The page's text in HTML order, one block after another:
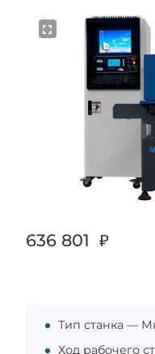
636 801 ₽
Тип станка —
Ход рабочего